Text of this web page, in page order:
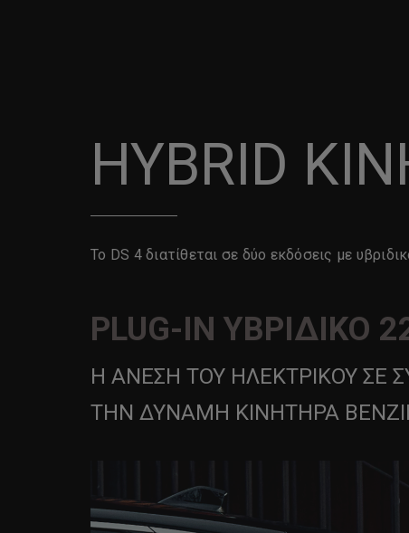
HYBRID
Το DS 4 διατίθεται σε δύο εκδόσεις με
PLUG-IN ΥΒΡΙΔΙΚΟ
Η ΆΝΕΣΗ ΤΟΥ ΗΛΕΚΤΡΙΚΟΎ ΣΕ
ΤΗΝ ΔΎΝΑΜΗ ΚΙΝΗΤΉΡΑ